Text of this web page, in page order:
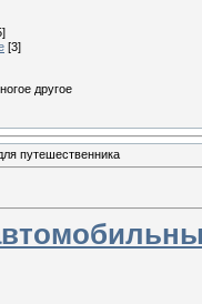
[3]
другое
путешественника